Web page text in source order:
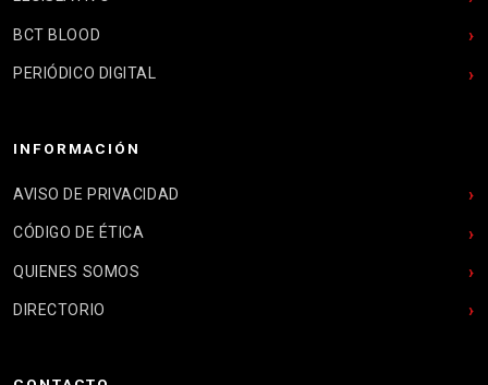
BCT BLOOD
PERIÓDICO DIGITAL
INFORMACIÓN
AVISO DE PRIVACIDAD
CÓDIGO DE ÉTICA
QUIENES SOMOS
DIRECTORIO